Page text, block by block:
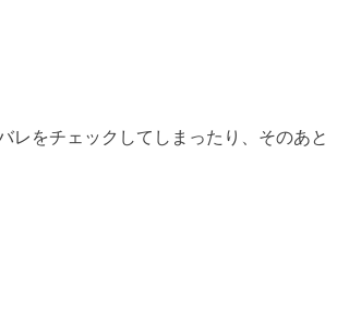
レをチェックしてしまったり、そのあと